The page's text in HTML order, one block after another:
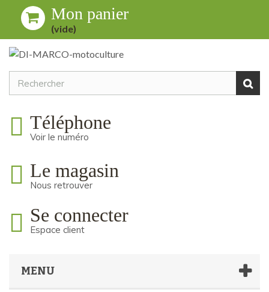
Mon panier
(vide)
Téléphone
Voir le numéro
Le magasin
Nous retrouver
Se connecter
Espace client
MENU